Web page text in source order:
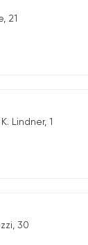
21
Lindner, 1
30